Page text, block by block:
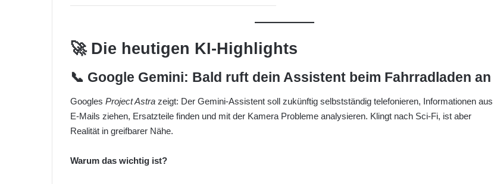
🚀 Die heutigen KI-Highlights
📞 Google Gemini: Bald ruft dein Assistent beim Fahrradladen an
Googles Project Astra zeigt: Der Gemini-Assistent soll zukünftig selbstständig telefonieren, Informationen aus
E-Mails ziehen, Ersatzteile finden und mit der Kamera Probleme analysieren. Klingt nach Sci-Fi, ist aber
Realität in greifbarer Nähe.
Warum das wichtig ist?